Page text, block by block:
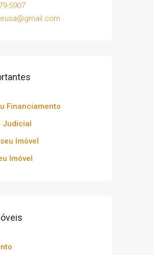
5907
Financiamento
Judicial
Imóvel
Imóvel